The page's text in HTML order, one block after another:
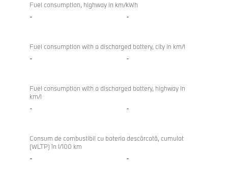
Fuel consumption, highway in km/kWh
- -
Fuel consumption with a discharged battery, city in km/l
- -
Fuel consumption with a discharged battery, highway in
km/l
- -
Consum de combustibil cu bateria descărcată, cumulat
(WLTP) în l/100 km
- -